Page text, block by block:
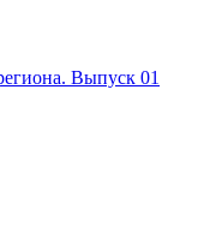
Выпуск 01